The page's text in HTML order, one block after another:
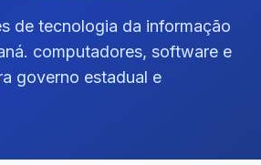
de tecnologia da informação
computadores, software e
governo estadual e